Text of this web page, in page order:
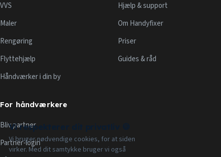
VVS
Maler
Rengøring
Flyttehjælp
Håndværker i din by
Hjælp & support
Om Handyfixer
Priser
Guides & råd
For håndværkere
Bliv partner
Partner-login
Vi respekterer dit privatliv 🍪
Vi bruger nødvendige cookies, for at siden
virker. Med dit samtykke bruger vi også